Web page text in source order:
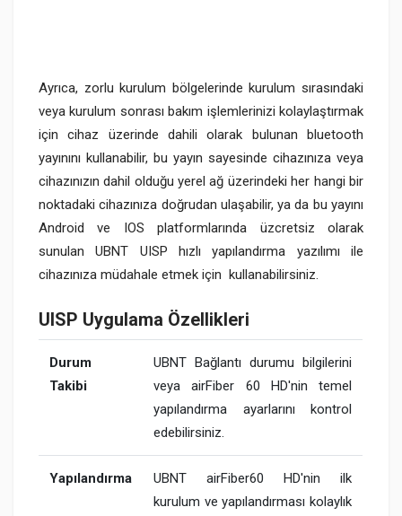
Ayrıca, zorlu kurulum bölgelerinde kurulum sırasındaki
veya kurulum sonrası bakım işlemlerinizi kolaylaştırmak
için cihaz üzerinde dahili olarak bulunan bluetooth
yayınını kullanabilir, bu yayın sayesinde cihazınıza veya
cihazınızın dahil olduğu yerel ağ üzerindeki her hangi bir
noktadaki cihazınıza doğrudan ulaşabilir, ya da bu yayını
Android ve IOS platformlarında üzcretsiz olarak
sunulan UBNT UISP hızlı yapılandırma yazılımı ile
cihazınıza müdahale etmek için kullanabilirsiniz.
UISP Uygulama Özellikleri
Durum
Takibi
UBNT Bağlantı durumu bilgilerini
veya airFiber 60 HD'nin temel
yapılandırma ayarlarını kontrol
edebilirsiniz.
Yapılandırma
UBNT airFiber60 HD'nin ilk
kurulum ve yapılandırması kolaylık